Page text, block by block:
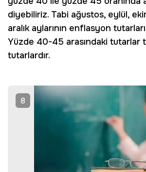
diyebiliriz. Tabi ağustos, eylül,
aralık aylarının enflasyon
Yüzde 40-45 arasındaki tutarlar
tutarlardır.
8